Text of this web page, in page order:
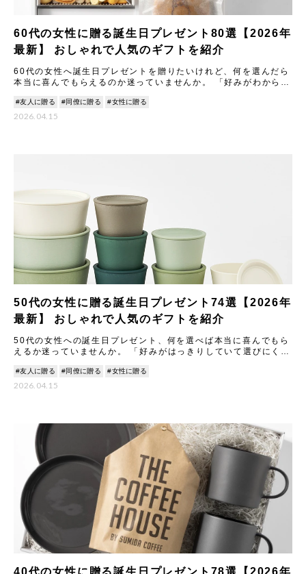
60代の女性に贈る誕生日プレゼント80選【2026年
最新】 おしゃれで人気のギフトを紹介
60代の女性へ誕生日プレゼントを贈りたいけれど、何を選んだら
本当に喜んでもらえるのか迷っていませんか。 「好みがわからな
&
#友人に贈る #同僚に贈る #女性に贈る
2026.04.15
50代の女性に贈る誕生日プレゼント74選【2026年
最新】 おしゃれで人気のギフトを紹介
50代の女性への誕生日プレゼント、何を選べば本当に喜んでもら
えるか迷っていませんか。 「好みがはっきりしていて選びにく
#友人に贈る #同僚に贈る #女性に贈る
2026.04.15
40代の女性に贈る誕生日プレゼント78選【2026年